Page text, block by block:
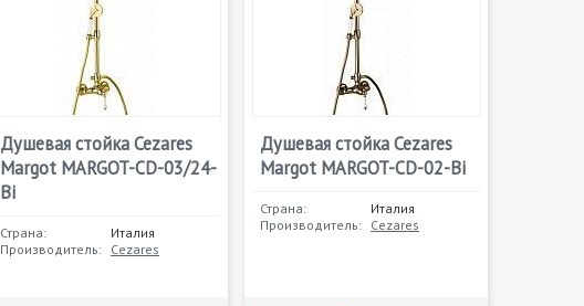
Душевая стойка Cezares
Margot MARGOT-CD-03/24-
Bi
Страна:
Италия
Производитель: Cezares
Душевая стойка Cezares
Margot MARGOT-CD-02-Bi
Страна:
Италия
Производитель: Cezares